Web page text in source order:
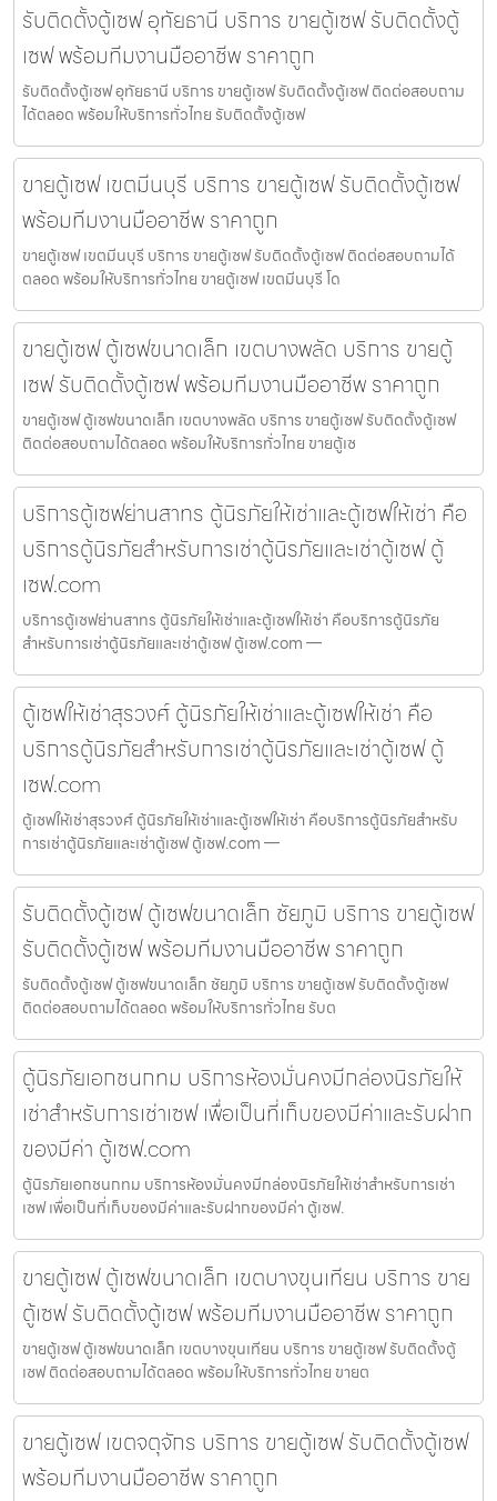
รับติดตั้งตู้เซฟ อุทัยธานี บริการ ขายตู้เซฟ รับติดตั้งตู้
เซฟ พร้อมทีมงานมืออาชีพ ราคาถูก
รับติดตั้งตู้เซฟ อุทัยธานี บริการ ขายตู้เซฟ รับติดตั้งตู้เซฟ ติดต่อสอบถาม
ได้ตลอด พร้อมให้บริการทั่วไทย รับติดตั้งตู้เซฟ
ขายตู้เซฟ เขตมีนบุรี บริการ ขายตู้เซฟ รับติดตั้งตู้เซฟ
พร้อมทีมงานมืออาชีพ ราคาถูก
ขายตู้เซฟ เขตมีนบุรี บริการ ขายตู้เซฟ รับติดตั้งตู้เซฟ ติดต่อสอบถามได้
ตลอด พร้อมให้บริการทั่วไทย ขายตู้เซฟ เขตมีนบุรี โด
ขายตู้เซฟ ตู้เซฟขนาดเล็ก เขตบางพลัด บริการ ขายตู้
เซฟ รับติดตั้งตู้เซฟ พร้อมทีมงานมืออาชีพ ราคาถูก
ขายตู้เซฟ ตู้เซฟขนาดเล็ก เขตบางพลัด บริการ ขายตู้เซฟ รับติดตั้งตู้เซฟ
ติดต่อสอบถามได้ตลอด พร้อมให้บริการทั่วไทย ขายตู้เซ
บริการตู้เซฟย่านสาทร ตู้นิรภัยให้เช่าและตู้เซฟให้เช่า คือ
บริการตู้นิรภัยสำหรับการเช่าตู้นิรภัยและเช่าตู้เซฟ ตู้
เซฟ.com
บริการตู้เซฟย่านสาทร ตู้นิรภัยให้เช่าและตู้เซฟให้เช่า คือบริการตู้นิรภัย
สำหรับการเช่าตู้นิรภัยและเช่าตู้เซฟ ตู้เซฟ.com —
ตู้เซฟให้เช่าสุรวงศ์ ตู้นิรภัยให้เช่าและตู้เซฟให้เช่า คือ
บริการตู้นิรภัยสำหรับการเช่าตู้นิรภัยและเช่าตู้เซฟ ตู้
เซฟ.com
ตู้เซฟให้เช่าสุรวงศ์ ตู้นิรภัยให้เช่าและตู้เซฟให้เช่า คือบริการตู้นิรภัยสำหรับ
การเช่าตู้นิรภัยและเช่าตู้เซฟ ตู้เซฟ.com —
รับติดตั้งตู้เซฟ ตู้เซฟขนาดเล็ก ชัยภูมิ บริการ ขายตู้เซฟ
รับติดตั้งตู้เซฟ พร้อมทีมงานมืออาชีพ ราคาถูก
รับติดตั้งตู้เซฟ ตู้เซฟขนาดเล็ก ชัยภูมิ บริการ ขายตู้เซฟ รับติดตั้งตู้เซฟ
ติดต่อสอบถามได้ตลอด พร้อมให้บริการทั่วไทย รับต
ตู้นิรภัยเอกชนกทม บริการห้องมั่นคงมีกล่องนิรภัยให้
เช่าสำหรับการเช่าเซฟ เพื่อเป็นที่เก็บของมีค่าและรับฝาก
ของมีค่า ตู้เซฟ.com
ตู้นิรภัยเอกชนกทม บริการห้องมั่นคงมีกล่องนิรภัยให้เช่าสำหรับการเช่า
เซฟ เพื่อเป็นที่เก็บของมีค่าและรับฝากของมีค่า ตู้เซฟ.
ขายตู้เซฟ ตู้เซฟขนาดเล็ก เขตบางขุนเทียน บริการ ขาย
ตู้เซฟ รับติดตั้งตู้เซฟ พร้อมทีมงานมืออาชีพ ราคาถูก
ขายตู้เซฟ ตู้เซฟขนาดเล็ก เขตบางขุนเทียน บริการ ขายตู้เซฟ รับติดตั้งตู้
เซฟ ติดต่อสอบถามได้ตลอด พร้อมให้บริการทั่วไทย ขายต
ขายตู้เซฟ เขตจตุจักร บริการ ขายตู้เซฟ รับติดตั้งตู้เซฟ
พร้อมทีมงานมืออาชีพ ราคาถูก